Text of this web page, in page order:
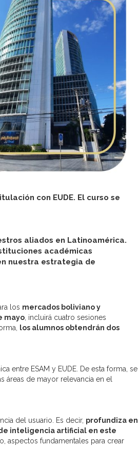
con EUDE. El curso se
aliados en Latinoamérica.
académicas
nuestra estrategia de
los mercados boliviano y
mayo , incluirá cuatro sesiones
los alumnos obtendrán dos
entre ESAM y EUDE. De esta forma, se
áreas de mayor relevancia en el
del usuario. Es decir, profundiza en
inteligencia artificial en este
aspectos fundamentales para crear